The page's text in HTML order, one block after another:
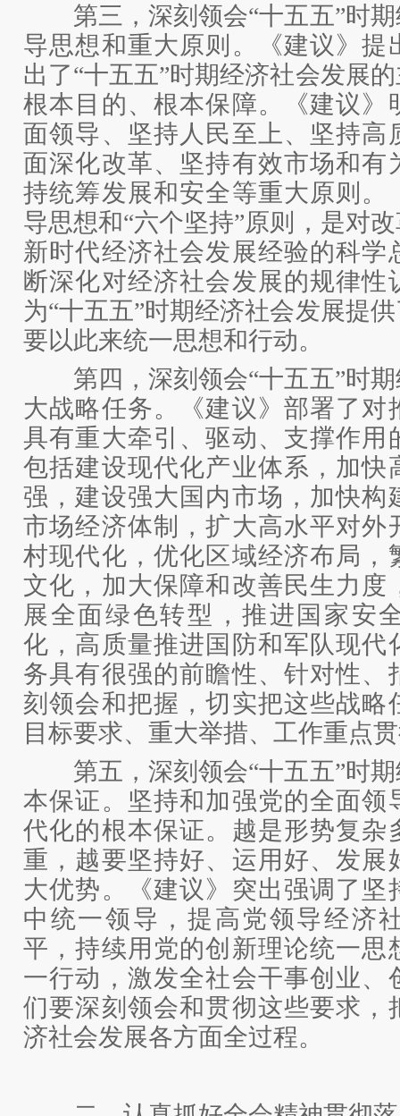
第三，深刻领会“十五五”时期
导思想和重大原则。《建议》提
出了“十五五”时期经济社会发展
根本目的、根本保障。《建议》
面领导、坚持人民至上、坚持高
面深化改革、坚持有效市场和有
持统筹发展和安全等重大原则。
导思想和“六个坚持”原则，是对
新时代经济社会发展经验的科学
断深化对经济社会发展的规律性
为“十五五”时期经济社会发展提
要以此来统一思想和行动。
第四，深刻领会“十五五”时期
大战略任务。《建议》部署了对
具有重大牵引、驱动、支撑作用
包括建设现代化产业体系，加快
强，建设强大国内市场，加快构
市场经济体制，扩大高水平对外
村现代化，优化区域经济布局，
文化，加大保障和改善民生力度
展全面绿色转型，推进国家安
化，高质量推进国防和军队现代
务具有很强的前瞻性、针对性、
刻领会和把握，切实把这些战略
目标要求、重大举措、工作重点
第五，深刻领会“十五五”时期
本保证。坚持和加强党的全面领
代化的根本保证。越是形势复杂
重，越要坚持好、运用好、发展
大优势。《建议》突出强调了坚
中统一领导，提高党领导经济
平，持续用党的创新理论统一思
一行动，激发全社会干事创业、
们要深刻领会和贯彻这些要求，
济社会发展各方面全过程。